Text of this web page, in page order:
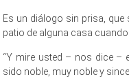
Es un diálogo sin prisa,
patio de alguna casa
“Y mire usted – nos dice –
sido noble, muy noble y